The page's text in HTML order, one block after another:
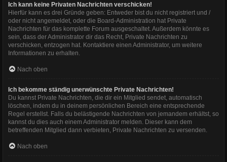
Ich kann keine Privaten Nachrichten verschicken!
Hierfür kann es drei Gründe geben: Entweder bist du nicht registriert und /
oder nicht angemeldet, oder die Board-Administration hat Private
Nachrichten für das komplette Forum ausgeschaltet. Außerdem könnte es
sein, dass der Administrator dir das Recht, Private Nachrichten zu
verschicken, entzogen hat. Kontaktiere einen Administrator, um weitere
Informationen zu erhalten.
Nach oben
Ich bekomme ständig unerwünschte Private Nachrichten!
Du kannst Private Nachrichten, die dir ein Mitglied sendet, automatisch
löschen, indem du in deinem persönlichen Bereich eine entsprechende
Regel erstellst. Falls du belästigende Nachrichten von jemandem erhältst, so
kannst du dies auch einem Administrator melden. Dieser kann dem
betreffenden Mitglied dann verbieten, Private Nachrichten zu versenden.
Nach oben